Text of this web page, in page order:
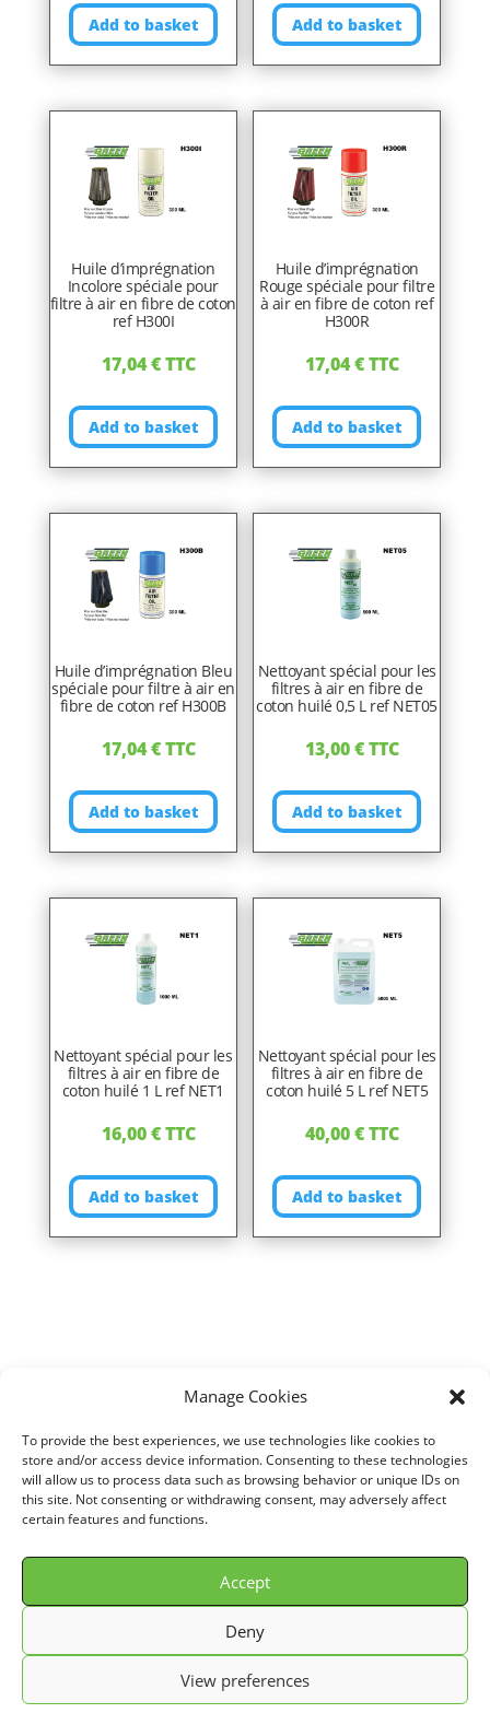
Manage Cookies
To provide the best experiences, we use technologies like cookies to
store and/or access device information. Consenting to these technologies
will allow us to process data such as browsing behavior or unique IDs on
this site. Not consenting or withdrawing consent, may adversely affect
certain features and functions.
Accept
Deny
View preferences
Add to basket Add to basket
Huile d’imprégnation
Incolore spéciale pour
filtre à air en fibre de coton
ref H300I
17,04€TTC
Add to basket
Huile d’imprégnation
Rouge spéciale pour filtre
à air en fibre de coton ref
H300R
17,04€TTC
Add to basket
Huile d’imprégnation Bleu
spéciale pour filtre à air en
fibre de coton ref H300B
17,04€TTC
Add to basket
Nettoyant spécial pour les
filtres à air en fibre de
coton huilé 0,5 L ref NET05
13,00€TTC
Add to basket
Nettoyant spécial pour les
filtres à air en fibre de
coton huilé 1 L ref NET1
16,00€TTC
Add to basket
Nettoyant spécial pour les
filtres à air en fibre de
coton huilé 5 L ref NET5
40,00€TTC
Add to basket
Home VOITURE BMW SERIE 3 (E90/E91/E92/E93) /316 i (116 cv)
/ Air filter for BMW SERIE 3 (E90/E91/E92/E93) 316 i (116 cv) years
02/06> ref. G491624
© GREEN FILTER 2026. Tous droits réservés.
Conditions Générale de Vente (C.G.V.)